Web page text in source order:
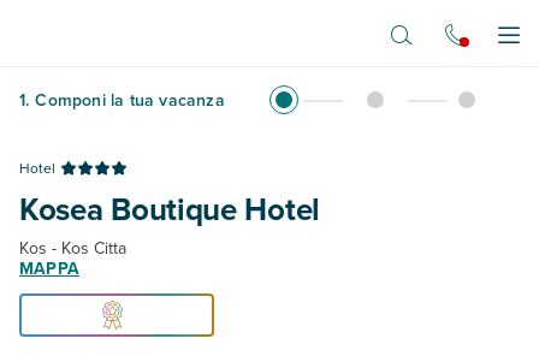
1. Componi la tua vacanza
Hotel
Kosea Boutique Hotel
Kos - Kos Citta
MAPPA